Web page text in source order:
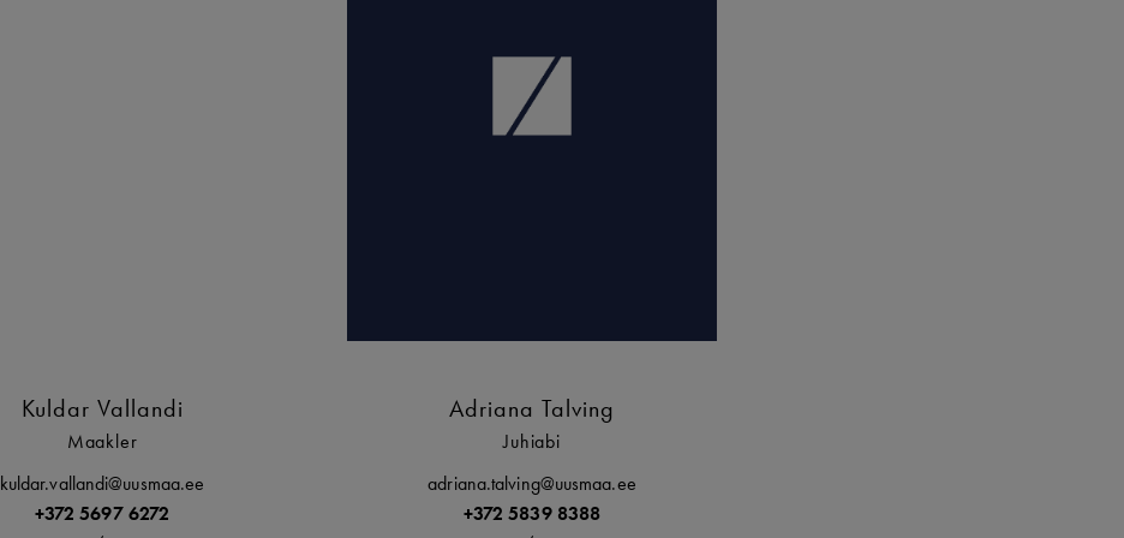
Kuldar Vallandi
Maakler
kuldar.vallandi@uusmaa.ee
+372 5697 6272
Adriana Talving
Juhiabi
adriana.talving@uusmaa.ee
+372 5839 8388